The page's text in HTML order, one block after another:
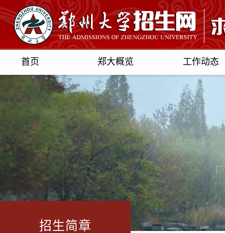
首页 郑大概览 工作动态
招生简章